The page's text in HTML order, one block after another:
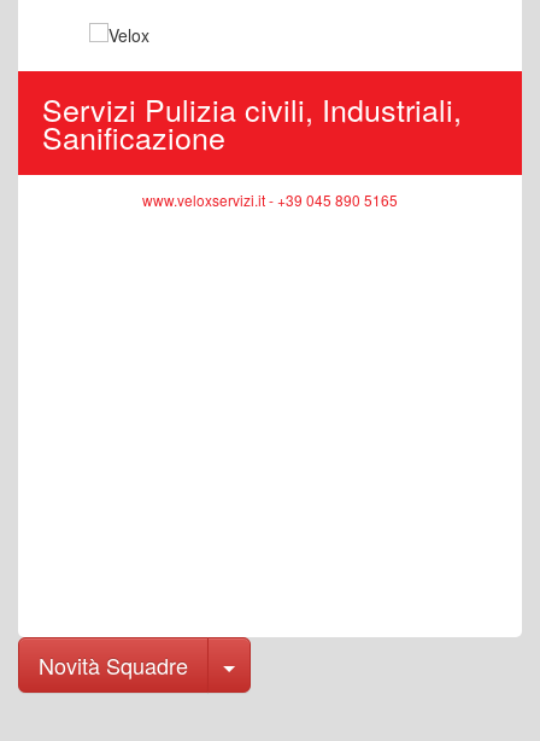
Servizi Pulizia civili, Industriali,
Sanificazione
www.veloxservizi.it - +39 045 890 5165
Novità Squadre Toggle Dropdown